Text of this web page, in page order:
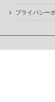
プライバシー